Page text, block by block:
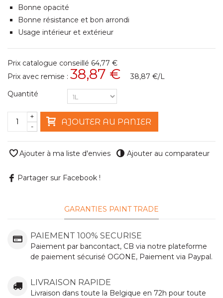
Bonne opacité
Bonne résistance et bon arrondi
Usage intérieur et extérieur
Prix catalogue conseillé 64,77 €
Prix avec remise : 38,87 € 38,87 €/L
Quantité
-
+ AJOUTER AU PANIER
Ajouter à ma liste d'envies Ajouter au comparateur
Partager sur Facebook !
GARANTIES PAINT TRADE
PAIEMENT 100% SECURISE
Paiement par bancontact, CB via notre plateforme
de paiement sécurisé OGONE, Paiement via Paypal.
LIVRAISON RAPIDE
Livraison dans toute la Belgique en 72h pour toute